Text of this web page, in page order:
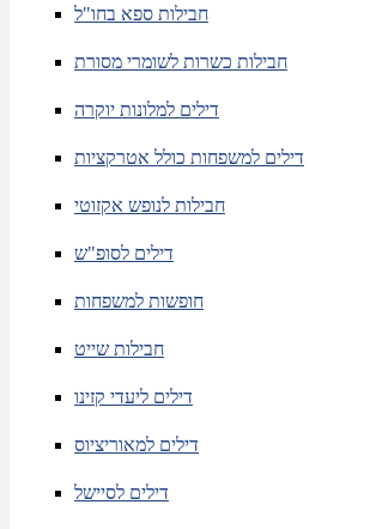
חבילות ספא בחו"ל
חבילות כשרות לשומרי מסורת
דילים למלונות יוקרה
דילים למשפחות כולל אטרקציות
חבילות לנופש אקזוטי
דילים לסופ"ש
חופשות למשפחות
חבילות שייט
דילים ליעדי קזינו
דילים למאוריציוס
דילים לסיישל